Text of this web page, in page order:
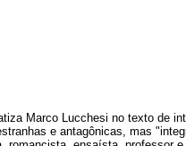
Marco Lucchesi no texto de
e antagônicas, mas